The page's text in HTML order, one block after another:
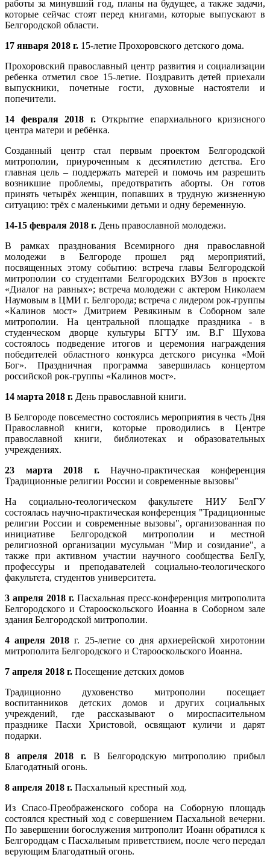
работы за минувший год, планы на будущее, а также задачи,
которые сейчас стоят перед книгами, которые выпускают в
Белгородской области.
17 января 2018 г. 15-летие Прохоровского детского дома.
Прохоровский православный центр развития и социализации
ребенка отметил свое 15-летие. Поздравить детей приехали
выпускники, почетные гости, духовные настоятели и
попечители.
14 февраля 2018 г. Открытие епархиального кризисного
центра матери и ребёнка.
Созданный центр стал первым проектом Белгородской
митрополии, приуроченным к десятилетию детства. Его
главная цель – поддержать матерей и помочь им разрешить
возникшие проблемы, предотвратить аборты. Он готов
принять четырёх женщин, попавших в трудную жизненную
ситуацию: трёх с маленькими детьми и одну беременную.
14-15 февраля 2018 г. День православной молодежи.
В рамках празднования Всемирного дня православной
молодежи в Белгороде прошел ряд мероприятий,
посвященных этому событию: встреча главы Белгородской
митрополии со студентами Белгородских ВУЗов в проекте
«Диалог на равных»; встреча молодежи с актером Николаем
Наумовым в ЦМИ г. Белгорода; встреча с лидером рок-группы
«Калинов мост» Дмитрием Ревякиным в Соборном зале
митрополии. На центральной площадке праздника - в
студенческом дворце культуры БГТУ им. В.Г Шухова
состоялось подведение итогов и церемония награждения
победителей областного конкурса детского рисунка «Мой
Бог». Праздничная программа завершилась концертом
российской рок-группы «Калинов мост».
14 марта 2018 г. День православной книги.
В Белгороде повсеместно состоялись мероприятия в честь Дня
Православной книги, которые проводились в Центре
православной книги, библиотеках и образовательных
учреждениях.
23 марта 2018 г.Научно-практическая конференция
Традиционные религии России и современные вызовы"
На социально-теологическом факультете НИУ БелГУ
состоялась научно-практическая конференция "Традиционные
религии России и современные вызовы", организованная по
инициативе Белгородской митрополии и местной
религиозной организации мусульман "Мир и созидание", а
также при активном участии научного сообщества БелГу,
профессуры и преподавателей социально-теологического
факультета, студентов университета.
3 апреля 2018 г. Пасхальная пресс-конференция митрополита
Белгородского и Старооскольского Иоанна в Соборном зале
здания Белгородской митрополии.
4 апреля 2018 г. 25-летие со дня архиерейской хиротонии
митрополита Белгородского и Старооскольского Иоанна.
7 апреля 2018 г. Посещение детских домов
Традиционно духовенство митрополии посещает
воспитанников детских домов и других социальных
учреждений, где рассказывают о мироспасительном
празднике Пасхи Христовой, освящают куличи и дарят
подарки.
8 апреля 2018 г. В Белгородскую митрополию прибыл
Благодатный огонь.
8 апреля 2018 г. Пасхальный крестный ход.
Из Спасо-Преображенского собора на Соборную площадь
состоялся крестный ход с совершением Пасхальной вечерни.
По завершении богослужения митрополит Иоанн обратился к
Белгородцам с Пасхальным приветствием, после чего передал
верующим Благодатный огонь.